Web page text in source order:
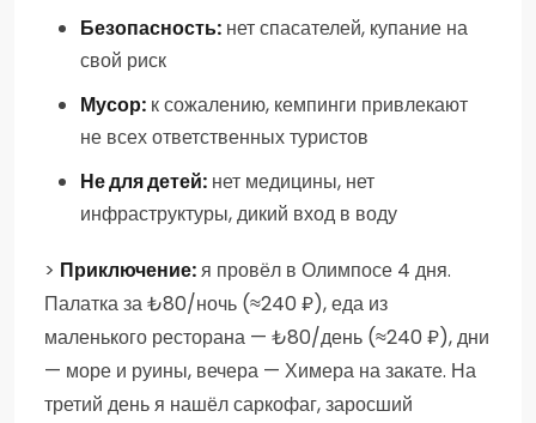
Безопасность: нет спасателей, купание на
свой риск
Мусор: к сожалению, кемпинги привлекают
не всех ответственных туристов
Не для детей: нет медицины, нет
инфраструктуры, дикий вход в воду
> Приключение:я провёл в Олимпосе 4 дня.
Палатка за ₺80/ночь (≈240 ₽), еда из
маленького ресторана — ₺80/день (≈240 ₽), дни
— море и руины, вечера — Химера на закате. На
третий день я нашёл саркофаг, заросший